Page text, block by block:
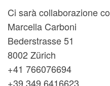
Ci sarà collaborazione
Marcella Carboni
Bederstrasse 51
8002 Zürich
+41 766076694
+39 349 6416623